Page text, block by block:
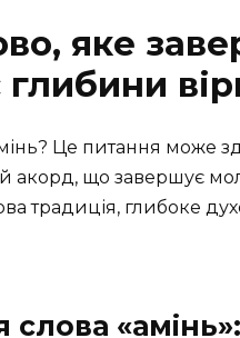
яке
глибини
Це питання може
акорд, що завершує
традиція, глибоке